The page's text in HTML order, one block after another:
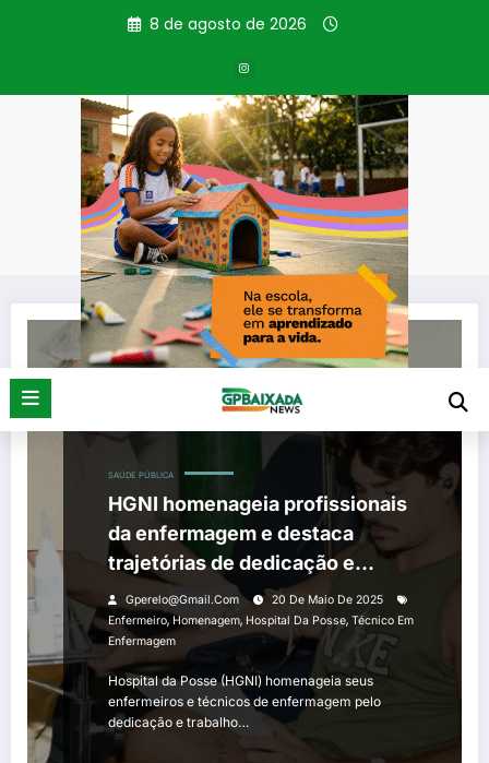
8 de agosto de 2026
Tag: Enfermeiro
Página inicial Enfermeiro
SAÚDE PÚBLICA
HGNI homenageia profissionais
da enfermagem e destaca
trajetórias de dedicação e
superação
Gperelo@gmail.com
20 De Maio De 2025
Enfermeiro,Homenagem, Hospital Da Posse, Técnico Em
Enfermagem
Hospital da Posse (HGNI) homenageia seus
enfermeiros e técnicos de enfermagem pelo
dedicação e trabalho…